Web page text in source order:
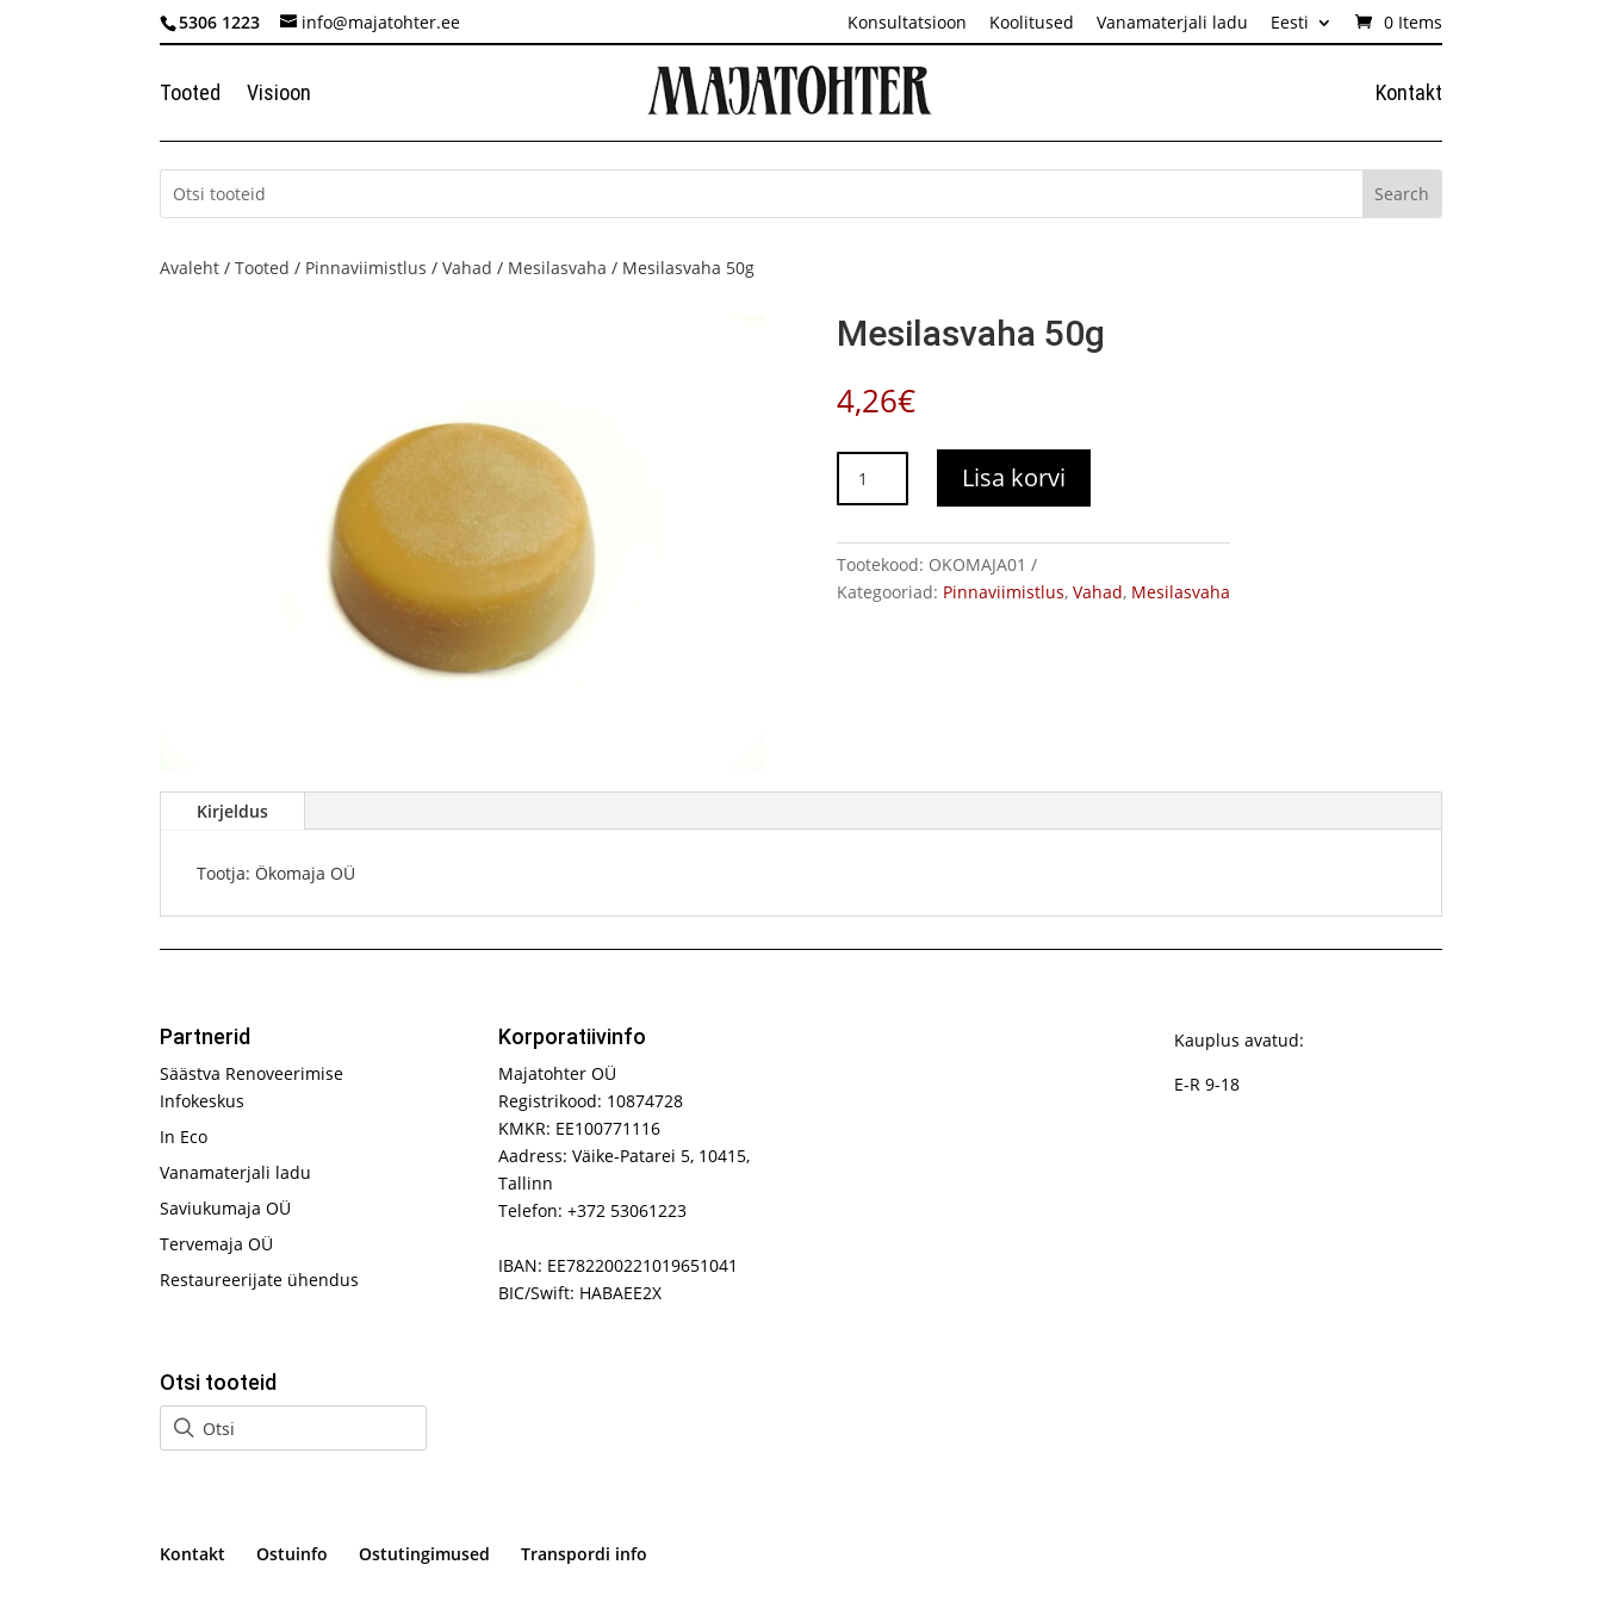
5306 1223 info@majatohter.ee Konsultatsioon Koolitused Vanamaterjali ladu Eesti 0 Items
Tooted Visioon Kontakt
Avaleht /Tooted / Pinnaviimistlus /Vahad / Mesilasvaha / Mesilasvaha 50g
Mesilasvaha 50g
4,26€
50g
Lisa korvi
Tootekood: OKOMAJA01
Kategooriad: Pinnaviimistlus, Vahad, Mesilasvaha
Kirjeldus
Tootja: Ökomaja OÜ
Partnerid
Säästva Renoveerimise
Infokeskus
In Eco
Vanamaterjali ladu
Saviukumaja OÜ
Tervemaja OÜ
Restaureerijate ühendus
Otsi tooteid
Korporatiivinfo
Majatohter OÜ
Registrikood: 10874728
KMKR: EE100771116
Aadress: Väike-Patarei 5, 10415,
Tallinn
Telefon: +372 53061223
IBAN: EE782200221019651041
BIC/Swift: HABAEE2X
Kauplus avatud:
E-R 9-18
Kontakt Ostuinfo Ostutingimused Transpordi info